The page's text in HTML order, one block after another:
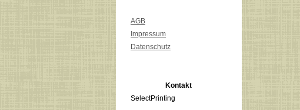
AGB
Impressum
Datenschutz
Kontakt
SelectPrinting